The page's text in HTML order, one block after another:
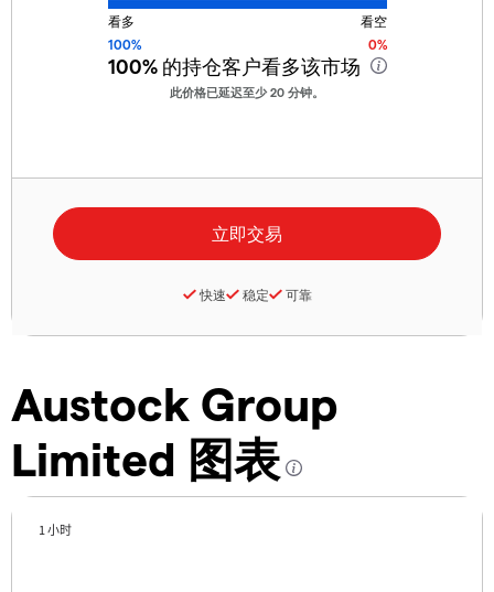
Austock Group
Limited 图表
1 小时
看多
看空
100%
0%
100%的持仓客户看多该市场
此价格已延迟至少 20 分钟。
快速 稳定 可靠